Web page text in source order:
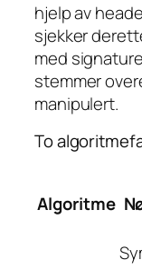
hjelp av
sjekker
med
stemmer
manipulert.
To
Algoritme